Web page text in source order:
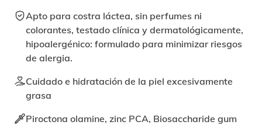
Apto para costra láctea, sin perfumes ni
colorantes, testado clínica y dermatológicamente,
hipoalergénico: formulado para minimizar riesgos
de alergia.
Cuidado e hidratación de la piel excesivamente
grasa
Piroctona olamine, zinc PCA, Biosaccharide gum